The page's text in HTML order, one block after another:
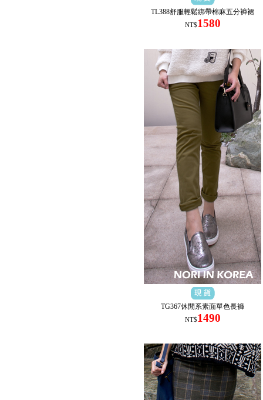
TL388舒服輕鬆綁帶棉麻五分褲裙
NT$1580
TG367休閒系素面單色長褲
NT$1490